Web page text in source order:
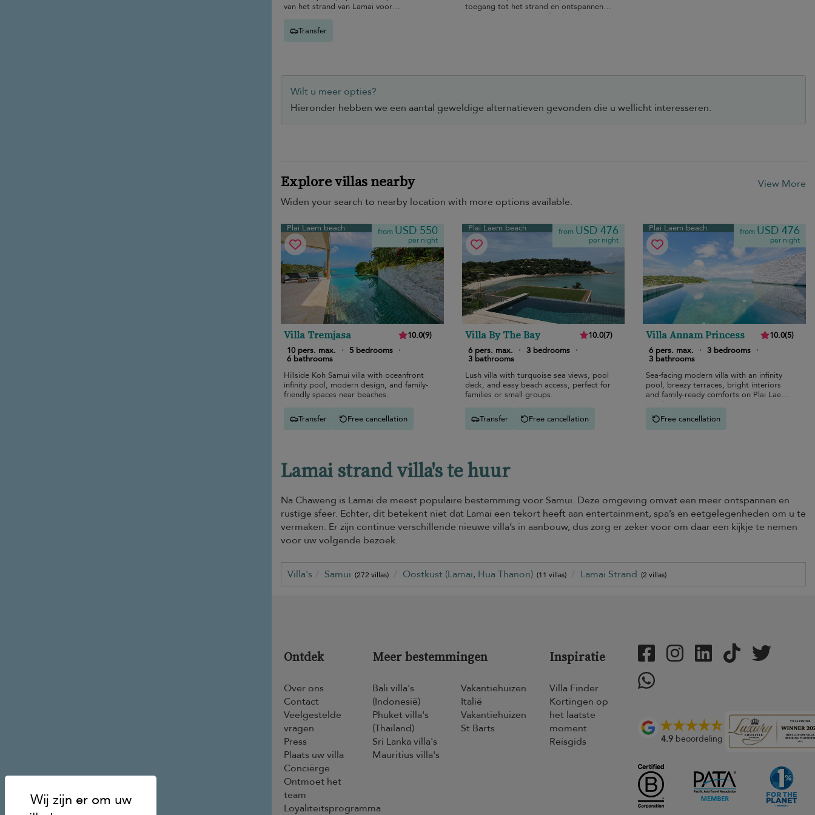
van het strand van Lamai voor
gezinsvakanties.
Transfer
toegang tot het strand en ontspannen
tropisch interieur voor familievakanties.
Wilt u meer opties?
Hieronder hebben we een aantal geweldige alternatieven gevonden die u wellicht interesseren.
Explore villas nearby
View More
Widen your search to nearby location with more options available.
Plai Laem beach from USD 550
per night
Villa Tremjasa 10.0(9)
10 pers. max.
· 5 bedrooms ·
6 bathrooms
Hillside Koh Samui villa with oceanfront
infinity pool, modern design, and family-
friendly spaces near beaches.
Transfer Free cancellation
Plai Laem beach from USD 476
per night
Villa By The Bay 10.0(7)
6 pers. max.
· 3 bedrooms ·
3 bathrooms
Lush villa with turquoise sea views, pool
deck, and easy beach access, perfect for
families or small groups.
Transfer Free cancellation
Plai Laem beach from USD 476
per night
Villa Annam Princess 10.0(5)
6 pers. max.
· 3 bedrooms ·
3 bathrooms
Sea-facing modern villa with an infinity
pool, breezy terraces, bright interiors
and family-ready comforts on Plai Laem
beach.
Free cancellation
Lamai strand villa's te huur
Na Chaweng is Lamai de meest populaire bestemming voor Samui. Deze omgeving omvat een meer ontspannen en
rustige sfeer. Echter, dit betekent niet dat Lamai een tekort heeft aan entertainment, spa’s en eetgelegenheden om u te
vermaken. Er zijn continue verschillende nieuwe villa’s in aanbouw, dus zorg er zeker voor om daar een kijkje te nemen
voor uw volgende bezoek.
Villa's Samui (272 villas) Oostkust (Lamai, Hua Thanon) (11 villas) Lamai Strand (2 villas)
Ontdek
Over ons
Contact
Veelgestelde
vragen
Press
Plaats uw villa
Conciërge
Ontmoet het
team
Loyaliteitsprogramma
Meer bestemmingen
Bali villa's
(Indonesië)
Phuket villa's
(Thailand)
Sri Lanka villa's
Mauritius villa's
Vakantiehuizen
Italië
Vakantiehuizen
St Barts
Inspiratie
Villa Finder
Kortingen op
het laatste
moment
Reisgids
4.9beoordeling